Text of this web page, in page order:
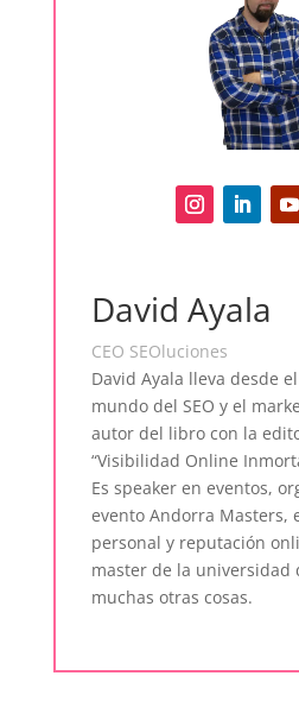
David Ayala
CEO SEOluciones
David Ayala lleva desde
mundo del SEO y el
autor del libro con la
“Visibilidad Online
Es speaker en eventos,
evento Andorra Masters,
personal y reputación
master de la universidad
muchas otras cosas.